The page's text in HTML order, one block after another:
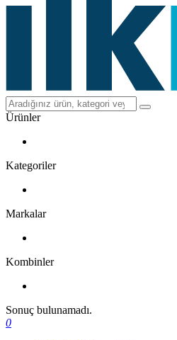
Ürünler
Kategoriler
Markalar
Kombinler
Sonuç bulunamadı.
0